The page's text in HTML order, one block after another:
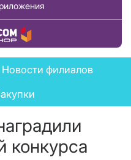
Новости филиалов
конкурса